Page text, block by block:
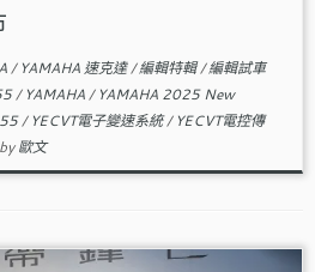
/ YAMAHA 速克達/編輯特輯/編輯試車
/ YAMAHA/ YAMAHA 2025 New
/ YECVT電子變速系統/ YECVT電控傳
by歐文